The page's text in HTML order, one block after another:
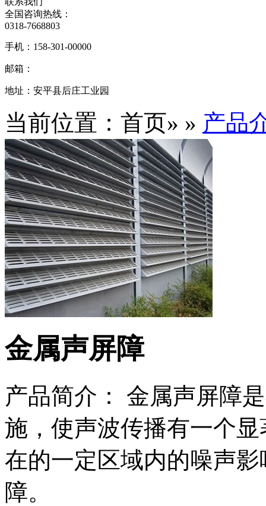
全国咨询热线：
0318-7668803
手机： 158-301-00000
邮箱：
地址： 安平县后庄工业园
当前位置：首页» » 产品
金属声屏障
产品简介： 金属声屏障
施，使声波传播有一个
在的一定区域内的噪声
障。